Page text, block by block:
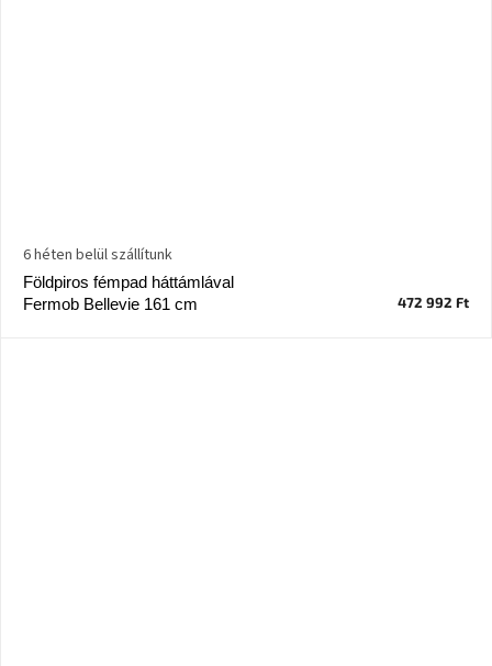
Földpiros fémpad háttámlával
Fermob Bellevie 161 cm
6 héten belül szállítunk
472 992 Ft